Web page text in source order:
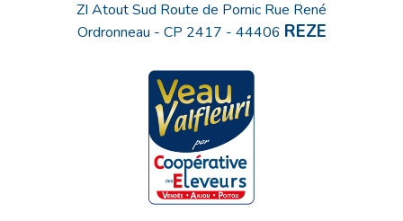
ZI Atout Sud Route de Pornic Rue René
Ordronneau - CP 2417 - 44406 REZE